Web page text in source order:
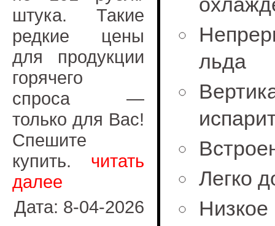
штука. Такие
редкие цены
для продукции
горячего
спроса —
только для Вас!
Спешите
купить. читать
далее
Дата: 8-04-2026
льда
Легко
Низкое